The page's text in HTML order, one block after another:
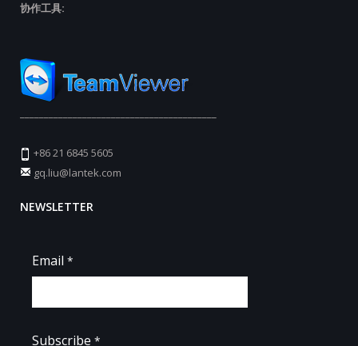
协作工具:
+86 21 6845 5605
gq.liu@lantek.com
NEWSLETTER